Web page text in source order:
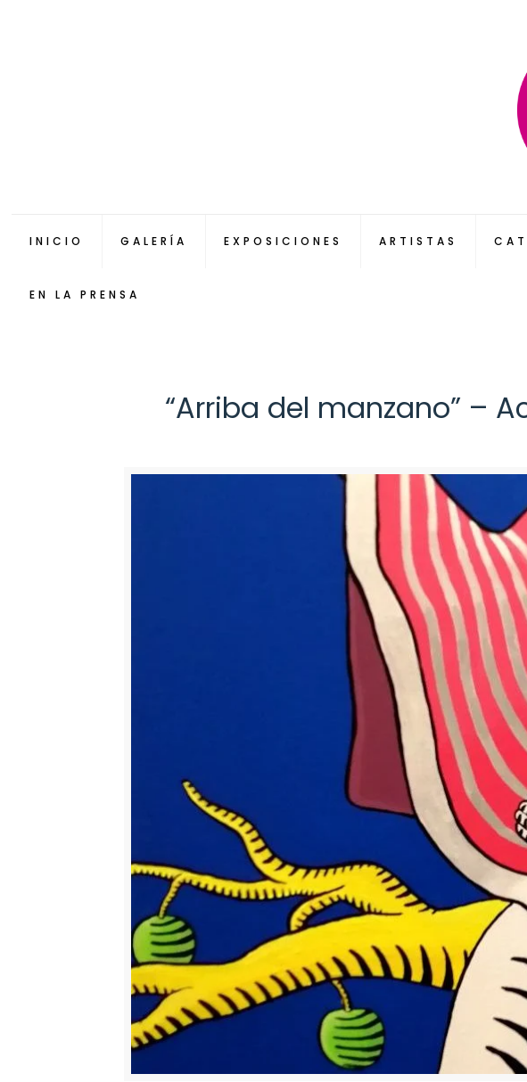
INICIO GALERÍA EXPOSICIONES ARTISTAS
EN LA PRENSA
“Arriba del manzano” –